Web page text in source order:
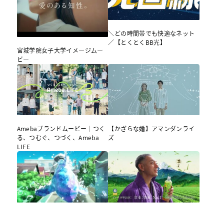
宮城学院女子大学イメージムー
ビー
＼どの時間帯でも快適なネット
／【とくとくBB光】
Amebaブランドムービー｜つく
る、つむぐ、つづく、Ameba
LIFE
【かざらな婚】アマンダンライ
ズ